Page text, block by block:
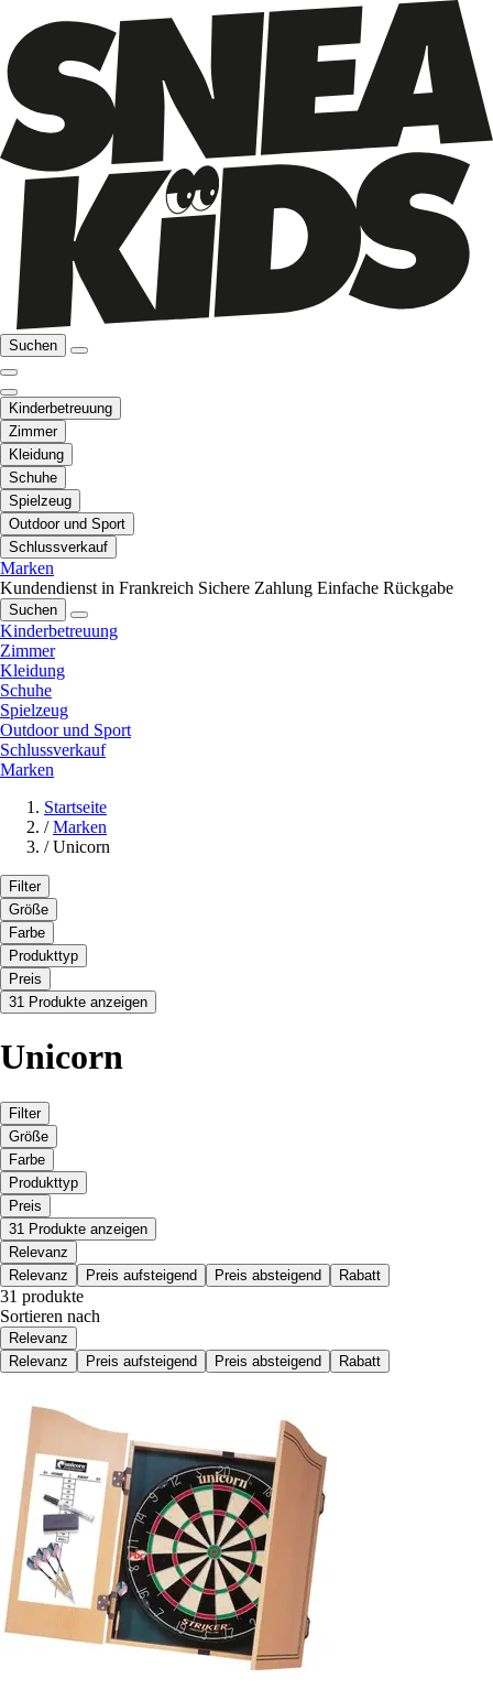
Suchen
Kinderbetreuung
Zimmer
Kleidung
Schuhe
Spielzeug
Outdoor und Sport
Schlussverkauf
Marken
Kundendienst in Frankreich Sichere Zahlung Einfache Rückgabe
Suchen
Kinderbetreuung
Zimmer
Kleidung
Schuhe
Spielzeug
Outdoor und Sport
Schlussverkauf
Marken
Startseite
/ Marken
/ Unicorn
Filter
Größe
Farbe
Produkttyp
Preis
31 Produkte anzeigen
Unicorn
Filter
Größe
Farbe
Produkttyp
Preis
31 Produkte anzeigen
Relevanz
Relevanz
Preis aufsteigend Preis absteigend Rabatt
31 produkte
Sortieren nach
Relevanz
Relevanz
Preis aufsteigend Preis absteigend Rabatt